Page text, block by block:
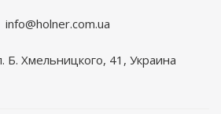
info@holner.com.ua
Б. Хмельницкого, 41, Украина